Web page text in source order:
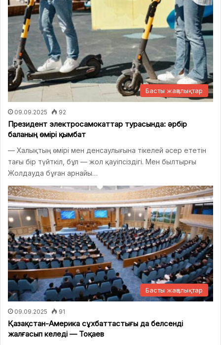
Басты жаңалықтар
09.09.2025 92
Президент электросамокаттар турасында: әрбір
баланың өмірі қымбат
— Халықтың өмірі мен денсаулығына тікелей әсер ететін
тағы бір түйткіл, бұл — жол қауіпсіздігі. Мен былтырғы
Жолдауда бұған арнайы…
Басты жаңалықтар
09.09.2025 91
Қазақстан-Америка сұхбаттастығы да белсенді
жалғасып келеді — Тоқаев